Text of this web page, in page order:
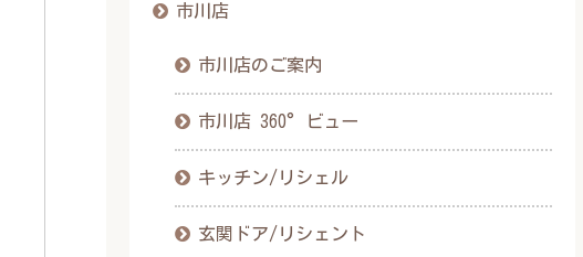
市川店
市川店のご案内
市川店 360°ビュー
キッチン/リシェル
玄関ドア/リシェント